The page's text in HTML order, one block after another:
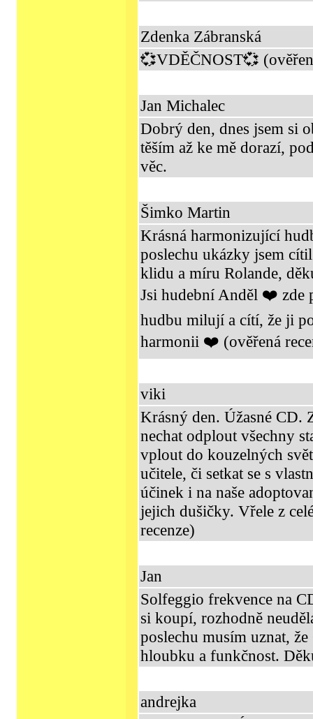
Zdenka Zábranská
💞VDĚČNOST💞
Jan Michalec
Dobrý den, dnes jsem si
těším až ke mě dorazí,
věc.
Šimko Martin
Krásná harmonizující
poslechu ukázky jsem
klidu a míru Rolande,
Jsi hudební Anděl ❤️ zde
hudbu milují a cítí, že ji
harmonii ❤️ (ověřená
viki
Krásný den. Úžasné
nechat odplout všechny
vplout do kouzelných
učitele, či setkat se s
účinek i na naše
jejich dušičky. Vřele z
recenze)
Jan
Solfeggio frekvence na
si koupí, rozhodně
poslechu musím uznat,
hloubku a funkčnost.
andrejka